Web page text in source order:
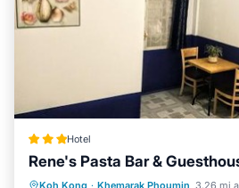
Hotel
Rene's Pasta Bar &
Koh Kong · Khemarak Phoumin 3.26 mi
Aparcamiento
Aire